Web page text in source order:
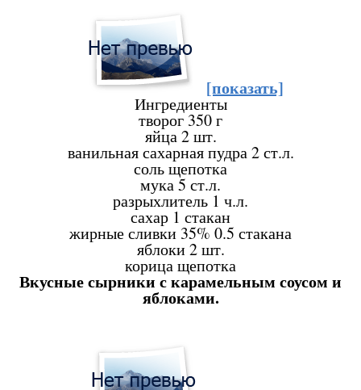
[показать]
Ингредиенты
творог 350 г
яйца 2 шт.
ванильная сахарная пудра 2 ст.л.
сольщепотка
мука5 ст.л.
разрыхлитель 1 ч.л.
сахар 1 стакан
жирные сливки 35% 0.5 стакана
яблоки 2 шт.
корицащепотка
Вкусные сырники с карамельным соусом и
яблоками.